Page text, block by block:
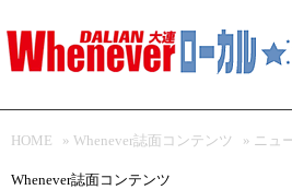
HOME » Whenever誌面コンテンツ » ニュ
Whenever誌面コンテンツ